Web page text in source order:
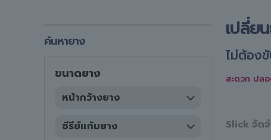
ค้นหายาง
ขนาดยาง
เปลี่ย
ไม่ต้อง
สะดวก ปล
Slick จัด